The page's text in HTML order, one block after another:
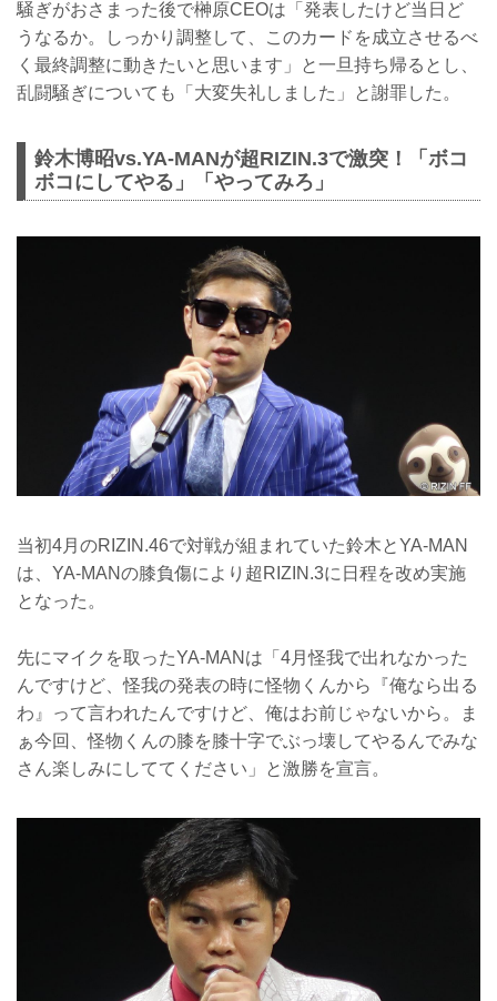
騒ぎがおさまった後で榊原CEOは「発表したけど当日ど
うなるか。しっかり調整して、このカードを成立させるべ
く最終調整に動きたいと思います」と一旦持ち帰るとし、
乱闘騒ぎについても「大変失礼しました」と謝罪した。
鈴木博昭vs.YA-MANが超RIZIN.3で激突！「ボコ
ボコにしてやる」「やってみろ」
当初4月のRIZIN.46で対戦が組まれていた鈴木とYA-MAN
は、YA-MANの膝負傷により超RIZIN.3に日程を改め実施
となった。
先にマイクを取ったYA-MANは「4月怪我で出れなかった
んですけど、怪我の発表の時に怪物くんから『俺なら出る
わ』って言われたんですけど、俺はお前じゃないから。ま
ぁ今回、怪物くんの膝を膝十字でぶっ壊してやるんでみな
さん楽しみにしててください」と激勝を宣言。